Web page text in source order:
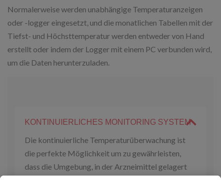
Normalerweise werden unabhängige Temperaturanzeigen
oder -logger eingesetzt, und die monatlichen Tabellen mit der
Tiefst- und Höchsttemperatur werden entweder von Hand
erstellt oder indem der Logger mit einem PC verbunden wird,
um die Daten herunterzuladen.
KONTINUIERLICHES MONITORING SYSTEM
Die kontinuierliche Temperaturüberwachung ist
die perfekte Möglichkeit um zu gewährleisten,
dass die Umgebung, in der Arzneimittel gelagert